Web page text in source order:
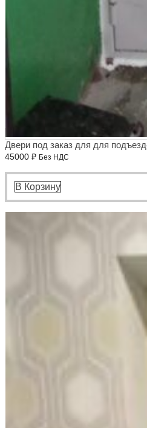
Двери под заказ для для
45000 ₽ Без НДС
В Корзину